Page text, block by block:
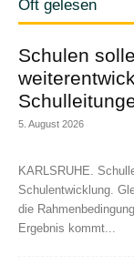
Oft gelesen
Schulen
5. August 2026
KARLSRUHE.
Schulentwicklung.
die
Ergebnis kommt...